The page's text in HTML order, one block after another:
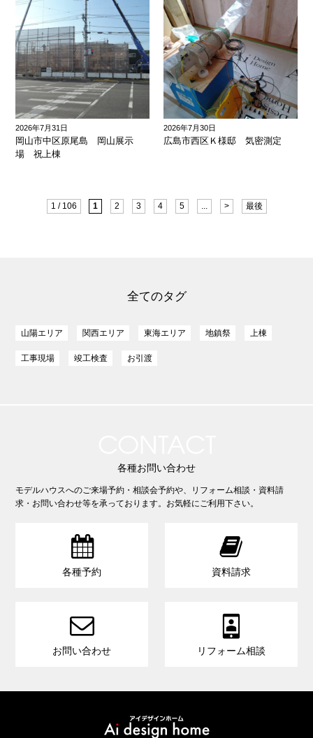
2026年7月31日
岡山市中区原尾島 岡山展示
場 祝上棟
2026年7月30日
広島市西区Ｋ様邸 気密測定
1 / 106 1 2 3 4 5 ... > 最後
全てのタグ
山陽エリア 関西エリア 東海エリア 地鎮祭 上棟
工事現場 竣工検査 お引渡
各種お問い合わせ
モデルハウスへのご来場予約・相談会予約や、リフォーム相談・資料請
求・お問い合わせ等を承っております。お気軽にご利用下さい。

各種予約

資料請求

お問い合わせ

リフォーム相談